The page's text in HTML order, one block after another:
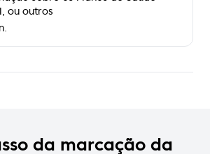
ou outros
da marcação da